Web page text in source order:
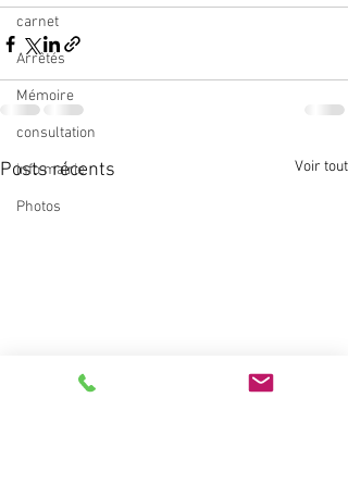
carnet
Arrêtés
Mémoire
consultation
info mairie
Photos
Posts récents Voir tout